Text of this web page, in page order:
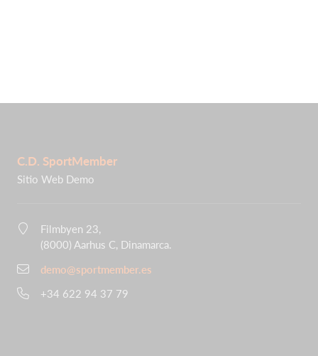
C.D. SportMember
Sitio Web Demo
Filmbyen 23,
(8000) Aarhus C, Dinamarca.
demo@sportmember.es
+34 622 94 37 79